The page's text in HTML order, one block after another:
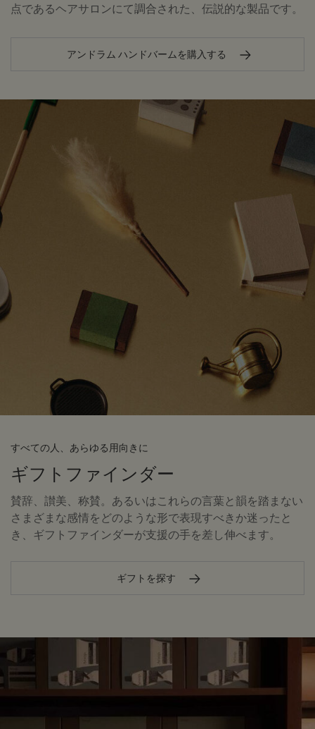
点であるヘアサロンにて調合された、伝説的な製品です。
アンドラム ハンドバームを購入する
すべての人、あらゆる用向きに
ギフトファインダー
賛辞、讃美、称賛。あるいはこれらの言葉と韻を踏まない
さまざまな感情をどのような形で表現すべきか迷ったと
き、ギフトファインダーが支援の手を差し伸べます。
ギフトを探す